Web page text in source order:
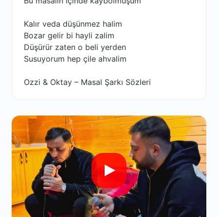
Kalır veda düşünmez halim
Bozar gelir bi hayli zalim
Düşürür zaten o beli yerden
Susuyorum hep çile ahvalim
Ozzi & Oktay – Masal Şarkı Sözleri